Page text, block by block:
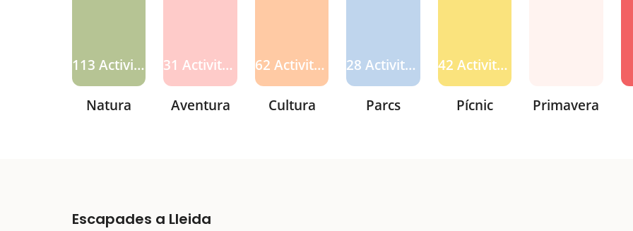
113 Activitats
Natura
31 Activitats
Aventura
62 Activitats
Cultura
28 Activitats
Parcs
42 Activitats
Pícnic Primavera
Escapades a Lleida